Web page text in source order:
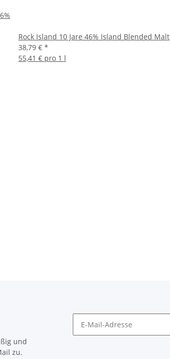
Rock Island 10 Jare 46% Island Blended Malt
38,79 € *
55,41 € pro 1 l
und
zu.